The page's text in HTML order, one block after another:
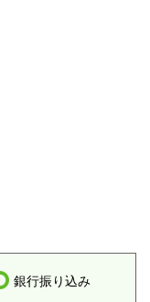
銀行振り込み